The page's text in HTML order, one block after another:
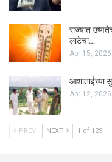
राज्यात
लाटेचा…
Apr 15, 2026
आशाताईंच्या
Apr 12, 2026
PREV NEXT 1 of 129